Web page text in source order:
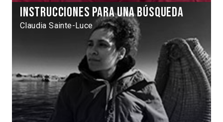
Instrucciones para una búsqueda
Claudia Sainte-Luce